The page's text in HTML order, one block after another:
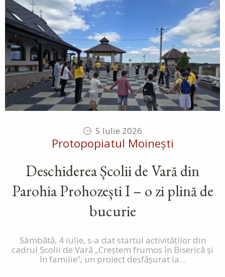
5 Iulie 2026
Protopopiatul Moinești
Deschiderea Școlii de Vară din
Parohia Prohozești I – o zi plină de
bucurie
Sâmbătă, 4 iulie, s-a dat startul activităților din
cadrul Școlii de Vară „Creștem frumos în Biserică și
în familie”, un proiect desfășurat la...